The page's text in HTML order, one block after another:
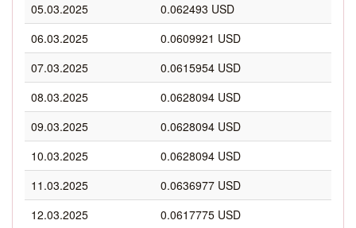
05.03.2025
0.062493 USD
06.03.2025
0.0609921 USD
07.03.2025
0.0615954 USD
08.03.2025
0.0628094 USD
09.03.2025
0.0628094 USD
10.03.2025
0.0628094 USD
11.03.2025
0.0636977 USD
12.03.2025
0.0617775 USD